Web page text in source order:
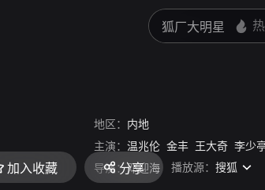
地区： 内地
主演： 温兆伦 金丰 王大奇 李少
导演：邓迎海
加入收藏 分享 播放源： 搜狐